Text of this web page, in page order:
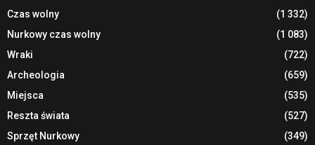
Czas wolny
(1 332)
Nurkowy czas wolny
(1 083)
Wraki
(722)
Archeologia
(659)
Miejsca
(535)
Reszta świata
(527)
Sprzęt Nurkowy
(349)